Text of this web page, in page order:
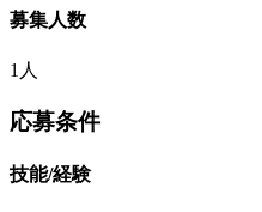
募集人数
1人
応募条件
技能/経験